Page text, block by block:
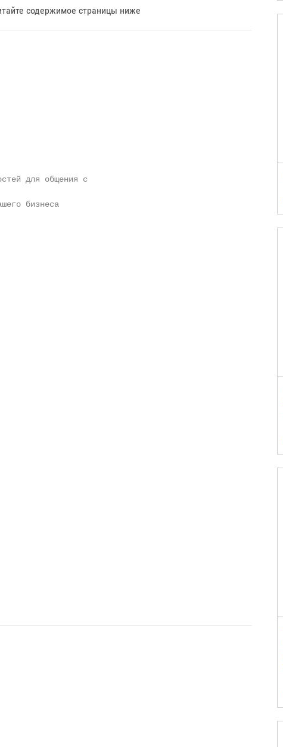
содержимое страницы ниже
для общения с
бизнеса